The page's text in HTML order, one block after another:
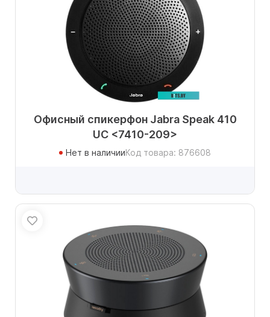
Офисный спикерфон Jabra Speak 410
UC <7410-209>
Нет в наличииКод товара: 876608